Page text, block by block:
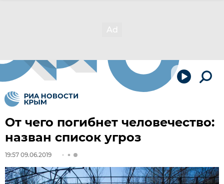
От чего погибнет человечество:
назван список угроз
19:57 09.06.2019